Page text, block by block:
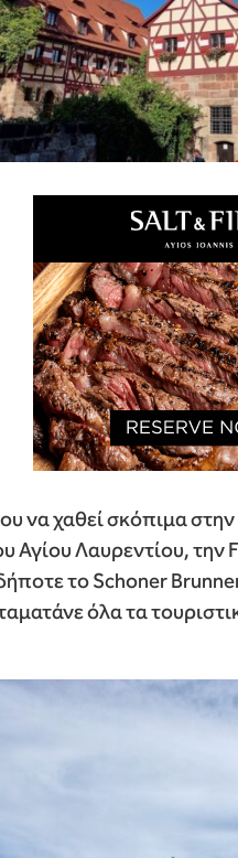
να χαθεί σκόπιμα
Αγίου Λαυρεντίου, την
το Schoner
όλα τα